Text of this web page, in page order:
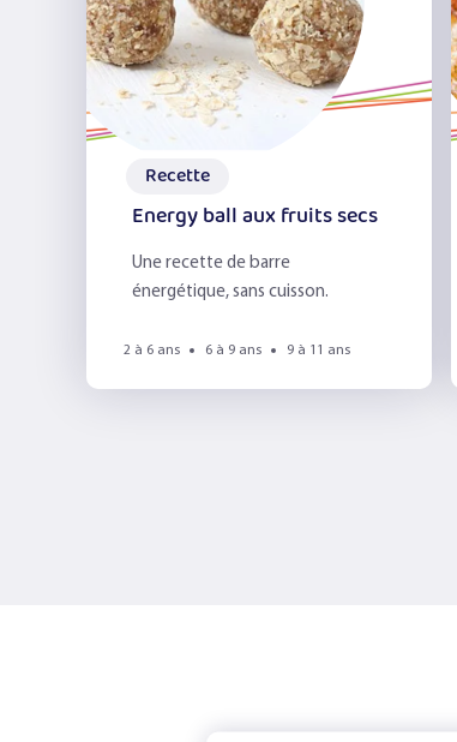
Recette
Energy ball aux fruits secs
Une recette de barre
énergétique, sans cuisson.
2 à 6 ans 6 à 9 ans 9 à 11 ans